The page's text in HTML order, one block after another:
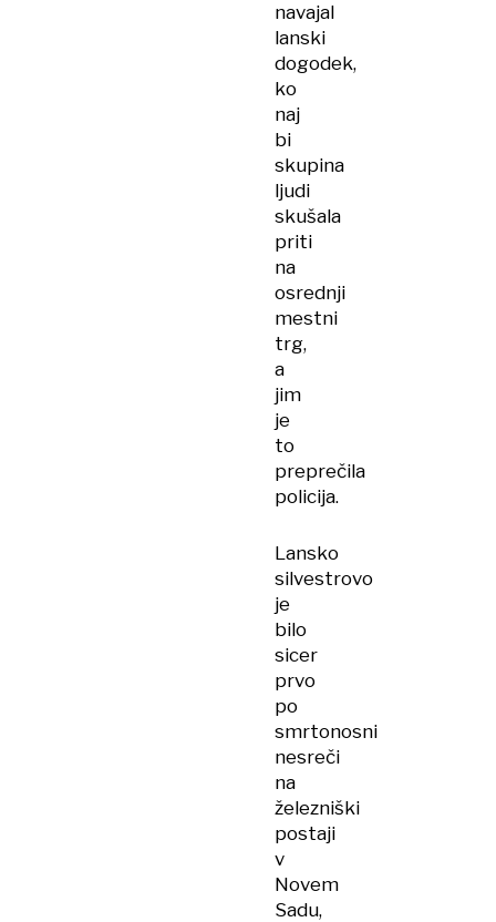
navajal
lanski
dogodek,
ko
naj
bi
skupina
ljudi
skušala
priti
na
osrednji
mestni
trg,
a
jim
je
to
preprečila
policija.
Lansko
silvestrovo
je
bilo
sicer
prvo
po
smrtonosni
nesreči
na
železniški
postaji
v
Novem
Sadu,